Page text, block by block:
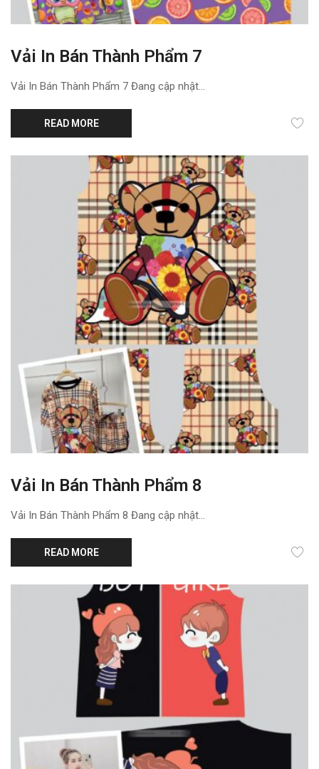
Vải In Bán Thành Phẩm 7
Vải In Bán Thành Phẩm 7 Đang cập nhật...
READ MORE
Vải In Bán Thành Phẩm 8
Vải In Bán Thành Phẩm 8 Đang cập nhật...
READ MORE